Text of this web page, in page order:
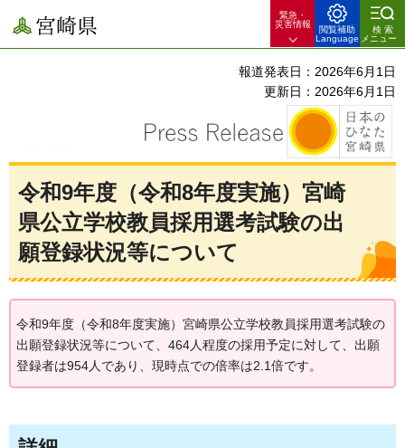
宮崎県
緊急・
災害情報
閲覧補助
Language
検索
メニュー
報道発表日：2026年6月1日
更新日：2026年6月1日
令和9年度（令和8年度実施）宮崎
県公立学校教員採用選考試験の出
願登録状況等について
令和9年度（令和8年度実施）宮崎県公立学校教員採用選考試験の
出願登録状況等について、464人程度の採用予定に対して、出願
登録者は954人であり、現時点での倍率は2.1倍です。